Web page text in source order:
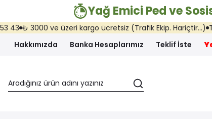
Yağ Emici Ped ve
₺ 3000 ve üzeri kargo ücretsiz (Trafik Ekip. Hariçtir...)
Hakkımızda
Banka Hesaplarımız Teklif İste